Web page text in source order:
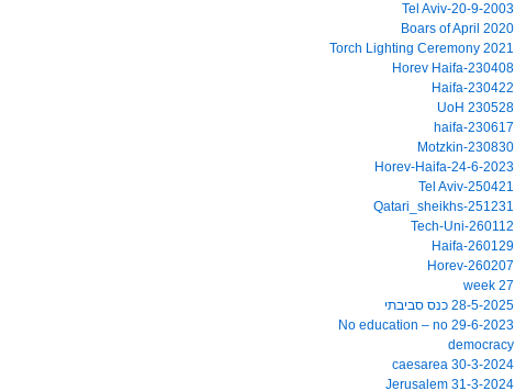
20-9-2003-Tel Aviv
2020 Boars of April
2021 Torch Lighting Ceremony
230408-Horev Haifa
230422-Haifa
230528 UoH
230617-haifa
230830-Motzkin
24-6-2023-Horev-Haifa
250421-Tel Aviv
251231-Qatari_sheikhs
260112-Tech-Uni
260129-Haifa
260207-Horev
27 week
28-5-2025 כנס סביבתי
29-6-2023 No education – no
democracy
30-3-2024 caesarea
31-3-2024 Jerusalem